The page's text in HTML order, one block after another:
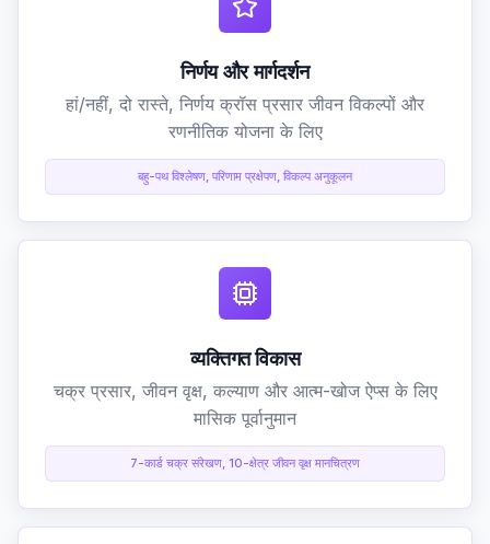
निर्णय और मार्गदर्शन
हां/नहीं, दो रास्ते, निर्णय क्रॉस प्रसार जीवन विकल्पों और
रणनीतिक योजना के लिए
बहु-पथ विश्लेषण, परिणाम प्रक्षेपण, विकल्प अनुकूलन
व्यक्तिगत विकास
चक्र प्रसार, जीवन वृक्ष, कल्याण और आत्म-खोज ऐप्स के लिए
मासिक पूर्वानुमान
7-कार्ड चक्र संरेखण, 10-क्षेत्र जीवन वृक्ष मानचित्रण